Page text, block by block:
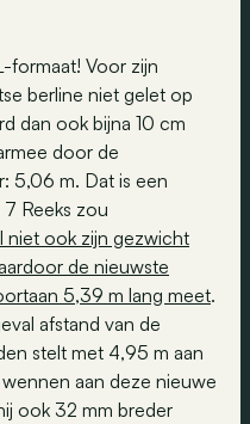
formaat! Voor zijn
berline niet gelet op
dan ook bijna 10 cm
door de
5,06 m. Dat is een
Reeks zou
niet ook zijn gezwicht
de nieuwste
5,39 m lang meet.
afstand van de
stelt met 4,95 m aan
aan deze nieuwe
ook 32 mm breder